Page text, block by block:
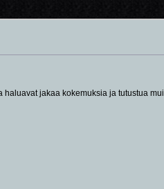
jakaa kokemuksia ja tutustua